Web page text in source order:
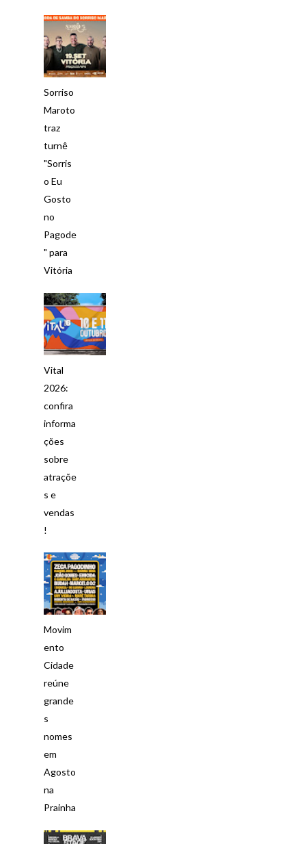
Sorriso
Maroto
traz
turnê
"Sorris
o Eu
Gosto
no
Pagode
" para
Vitória
Vital
2026:
confira
informa
ções
sobre
atraçõe
s e
vendas
!
Movim
ento
Cidade
reúne
grande
s
nomes
em
Agosto
na
Prainha